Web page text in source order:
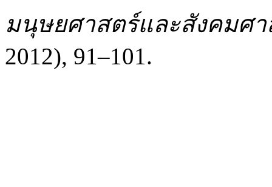
มนุษยศาสตร์และสังคมศา
2012), 91–101.